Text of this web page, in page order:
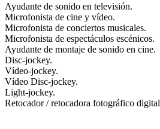
Ayudante de sonido en televisión.
Microfonista de cine y vídeo.
Microfonista de conciertos musicales.
Microfonista de espectáculos escénicos.
Ayudante de montaje de sonido en cine.
Disc-jockey.
Vídeo-jockey.
Vídeo Disc-jockey.
Light-jockey.
Retocador / retocadora fotográfico digital